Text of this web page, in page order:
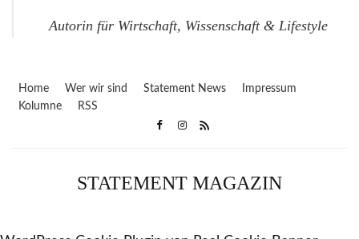
Autorin für Wirtschaft, Wissenschaft & Lifestyle
Home Wer wir sind Statement News
Impressum
Kolumne
RSS
STATEMENT MAGAZIN